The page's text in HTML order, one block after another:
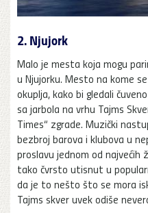
2. Njujork
Malo je mesta koja mogu
u Njujorku. Mesto na kome
okuplja, kako bi gledali
sa jarbola na vrhu Tajms
Times“ zgrade. Muzički
bezbroj barova i klubova u
proslavu jednom od najvećih
tako čvrsto utisnut u
da je to nešto što se mora
Tajms skver uvek odiše